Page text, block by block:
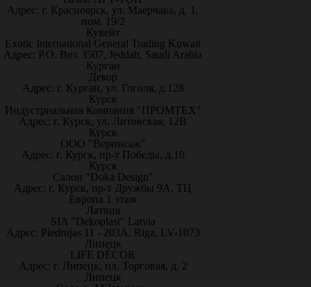
Адрес: г. Красноярск, ул. Маерчака, д. 1,
пом. 19/2
Кувейт
Exotic International General Trading Kuwait
Адрес: P.O. Box 3507, Jeddah, Saudi Arabia
Курган
Декор
Адрес: г. Курган, ул. Гоголя, д.128
Курск
Индустриальная Компания "ПРОМТЕХ"
Адрес: г. Курск, ул. Литовская, 12В
Курск
ООО "Вернисаж"
Адрес: г. Курск, пр-т Победы, д.10
Курск
Салон "Doka Design"
Адрес: г. Курск, пр-т Дружбы 9А, ТЦ
Европа 1 этаж
Латвия
SIA "Dekoplast" Latvia
Адрес: Piedrujas 11 - 203A, Riga, LV-1073
Липецк
LIFE DÉCOR
Адрес: г. Липецк, пл. Торговая, д. 2
Липецк